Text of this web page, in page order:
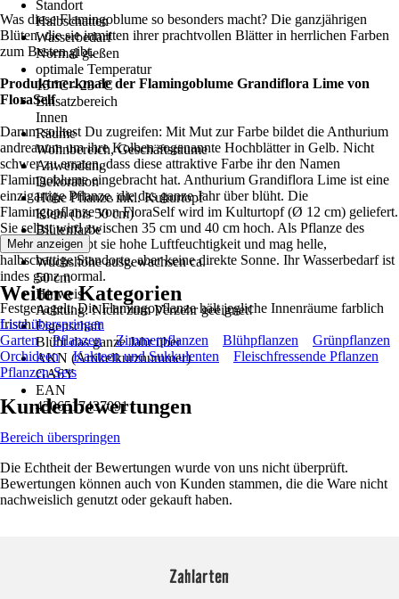
Standort
Halbschatten
Wasserbedarf
Normal gießen
optimale Temperatur
15 °C - 23 °C
Einsatzbereich
Innen
Räume
Wohnbereich, Geschäftsräume
Anwendung
Dekoration
Höhe Pflanze inkl. Kulturtopf
Klein (bis 50 cm)
Blütenfarbe
Gelb
Wuchshöhe ausgewachsen ca.
50 cm
Hinweis
Achtung: Nicht zum Verzehr geeignet!
Eigenschaft
Blüht das ganze Jahr über
AKN (Artikelkurznummer)
GA6Y
EAN
4306517437091
Was diese Flamingoblume so besonders macht? Die ganzjährigen
Blüten, die sie inmitten ihrer prachtvollen Blätter in herrlichen Farben
zum Besten gibt.
Produktmerkmale der Flamingoblume Grandiflora Lime von
FloraSelf
Darum solltest Du zugreifen: Mit Mut zur Farbe bildet die Anthurium
andreanum um ihre Kolben sogenannte Hochblätter in Gelb. Nicht
schwer zu erraten, dass diese attraktive Farbe ihr den Namen
Flamingoblume eingebracht hat. Anthurium Grandiflora Lime ist eine
einzigartige Pflanze, die das ganze Jahr über blüht. Die
Flamingopflanze von FloraSelf wird im Kulturtopf (Ø 12 cm) geliefert.
Sie selbst wird zwischen 35 cm und 40 cm hoch. Als Pflanze des
Regenwalds liebt sie hohe Luftfeuchtigkeit und mag helle,
halbschattige Standorte, aber keine direkte Sonne. Ihr Wasserbedarf ist
indes ganz normal.
Festgenagelt: Die Flamingopflanze hält jegliche Innenräume farblich
frisch.
Mehr anzeigen
Weitere Kategorien
Liste überspringen
Garten
Pflanzen Zimmerpflanzen Blühpflanzen
Grünpflanzen
Orchideen
Kakteen und Sukkulenten
Fleischfressende Pflanzen
Pflanzen-Sets
Kundenbewertungen
Bereich überspringen
Die Echtheit der Bewertungen wurde von uns nicht überprüft.
Bewertungen können auch von Kunden stammen, die die Ware nicht
nachweislich genutzt oder gekauft haben.
Zahlarten